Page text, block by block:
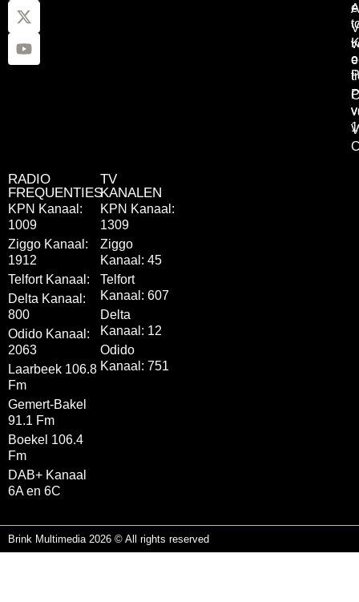
RADIO
FREQUENTIES
KPN Kanaal:
1009
Ziggo Kanaal:
1912
Telfort Kanaal:
Delta Kanaal:
800
Odido Kanaal:
2063
Laarbeek 106.8
Fm
Gemert-Bakel
91.1 Fm
Boekel 106.4
Fm
DAB+ Kanaal
6A en 6C
TV
KANALEN
KPN Kanaal:
1309
Ziggo
Kanaal: 45
Telfort
Kanaal: 607
Delta
Kanaal: 12
Odido
Kanaal: 751
Brink Multimedia 2026 © All rights reserved